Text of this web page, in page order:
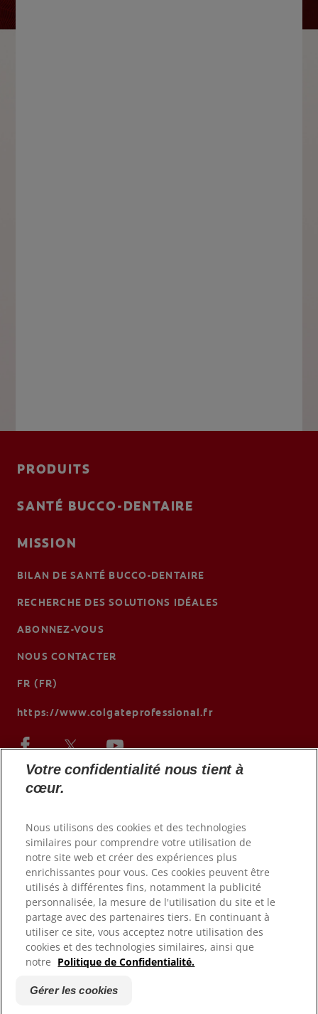
PRODUITS
SANTÉ BUCCO-DENTAIRE
MISSION
BILAN DE SANTÉ BUCCO-DENTAIRE
RECHERCHE DES SOLUTIONS IDÉALES
ABONNEZ-VOUS
NOUS CONTACTER
FR (FR)
https://www.colgateprofessional.fr
© 2026 Colgate-Palmolive Company. Tous droits réservés.
Conditions d'utilisation
Politique de confidentialité
Déclaration d'accessibilité
Gérer les cookies
Votre confidentialité nous tient à
cœur.
Nous utilisons des cookies et des technologies
similaires pour comprendre votre utilisation de
notre site web et créer des expériences plus
enrichissantes pour vous. Ces cookies peuvent être
utilisés à différentes fins, notamment la publicité
personnalisée, la mesure de l'utilisation du site et le
partage avec des partenaires tiers. En continuant à
utiliser ce site, vous acceptez notre utilisation des
cookies et des technologies similaires, ainsi que
notre Politique de Confidentialité.
Gérer les cookies